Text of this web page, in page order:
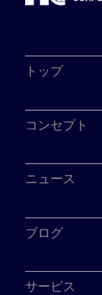
トップ
コンセプト
ニュース
ブログ
サービス